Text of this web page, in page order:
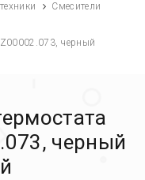
Смесители
черный
черный